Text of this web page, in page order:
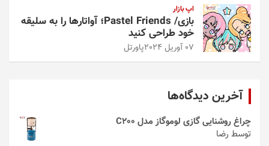
اپ بازار
بازی/ Pastel Friends؛ آواتارها را به سلیقه
خود طراحی کنید
07 آوریل 2024 پاورتل
آخرین دیدگاه‌ها
چراغ روشنایی گازی لوموگاز مدل C200
توسط رضا